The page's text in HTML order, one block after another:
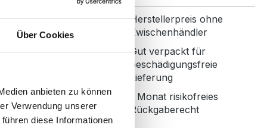
Über Cookies
anbieten zu können
Verwendung unserer
diese Informationen
Herstellerpreis ohne
Zwischenhändler
Gut verpackt für
beschädigungsfreie
Lieferung
in Germany
1 Monat risikofreies
Rückgaberecht